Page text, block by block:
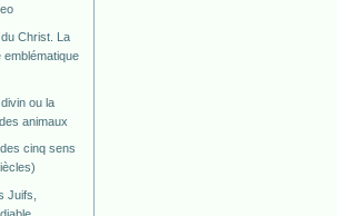
Christ. La
ou la
animaux
cinq sens
Juifs,